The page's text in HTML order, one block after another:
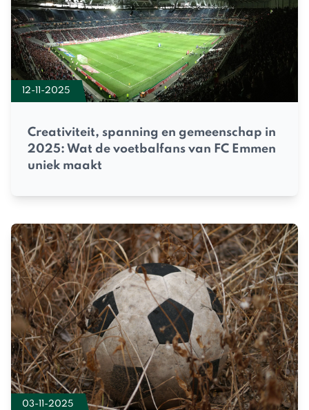
12-11-2025
Creativiteit, spanning en gemeenschap in
2025: Wat de voetbalfans van FC Emmen
uniek maakt
03-11-2025